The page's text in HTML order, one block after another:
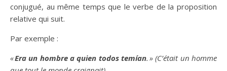
conjugué, au même temps que le verbe de la proposition
relative qui suit.
Par exemple :
«Era un hombre a quien todos temían. » (C’était un homme